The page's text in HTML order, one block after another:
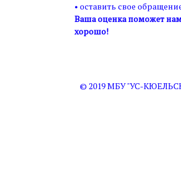
• оставить свое
Ваша оценка поможет нам
хорошо!
© 2019 МБУ "УС-